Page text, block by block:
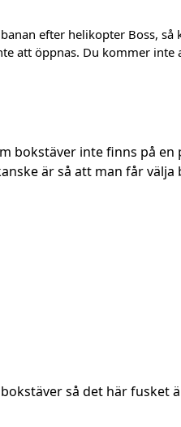
efter helikopter Boss, så
att öppnas. Du kommer inte
bokstäver inte finns på en
är så att man får välja
så det här fusket